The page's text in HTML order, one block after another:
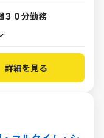
３０分勤務
詳細を見る